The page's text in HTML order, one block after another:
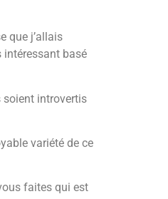
que j’allais
intéressant basé
soient introvertis
variété de ce
faites qui est